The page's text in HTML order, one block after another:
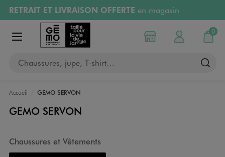
Aller au contenu principal
Aller à la navigation
RETRAIT ET LIVRAISON OFFERTE en magasin
Retours OFFERTSpendant 30 jours
PAYEZ EN 3x SANS FRAIS
RÉSERVATION GRATUITE
Afficher le menu
Chaussures, jupe, T-shirt…
Choisir mon magasin
Mon compte
0
Mon
Accueil GEMO SERVON
GEMO SERVON
Chaussures et Vêtements